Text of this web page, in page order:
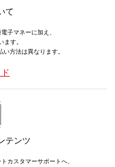
て
子マネーに加え、
ます。
方法は異なります。
テンツ
カスタマーサポートへ、